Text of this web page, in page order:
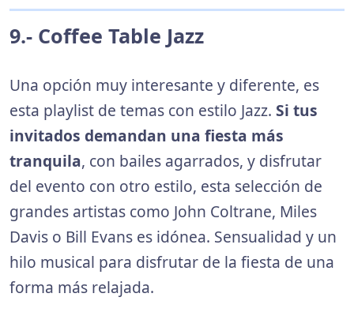
9.- Coffee Table Jazz
Una opción muy interesante y diferente, es
esta playlist de temas con estilo Jazz. Si tus
invitados demandan una fiesta más
tranquila, con bailes agarrados, y disfrutar
del evento con otro estilo, esta selección de
grandes artistas como John Coltrane, Miles
Davis o Bill Evans es idónea. Sensualidad y un
hilo musical para disfrutar de la fiesta de una
forma más relajada.